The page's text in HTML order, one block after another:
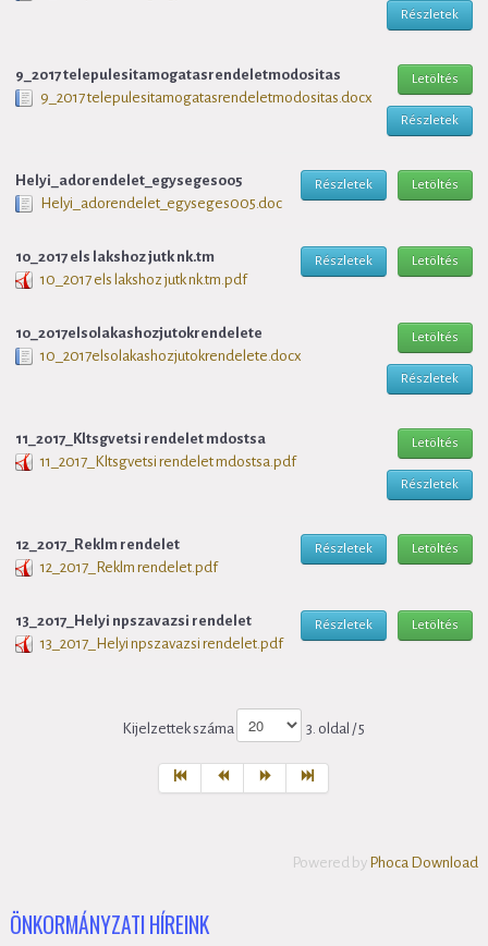
Részletek
9_2017 telepulesitamogatasrendeletmodositas
9_2017 telepulesitamogatasrendeletmodositas.docx
Letöltés
Részletek
Helyi_adorendelet_egyseges005
Helyi_adorendelet_egyseges005.doc
Letöltés
Részletek
10_2017 els lakshoz jutk nk.tm
10_2017 els lakshoz jutk nk.tm.pdf
Letöltés
Részletek
10_2017elsolakashozjutokrendelete
10_2017elsolakashozjutokrendelete.docx
Letöltés
Részletek
11_2017_Kltsgvetsi rendelet mdostsa
11_2017_Kltsgvetsi rendelet mdostsa.pdf
Letöltés
Részletek
12_2017_Reklm rendelet
12_2017_Reklm rendelet.pdf
Letöltés
Részletek
13_2017_Helyi npszavazsi rendelet
13_2017_Helyi npszavazsi rendelet.pdf
Letöltés
Részletek
Kijelzettek száma 3. oldal / 5
Powered by Phoca Download
ÖNKORMÁNYZATI HÍREINK